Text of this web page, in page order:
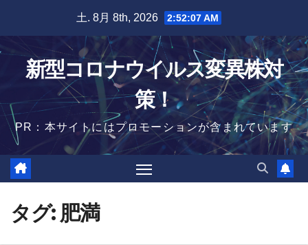
content
土. 8月 8th, 2026 2:52:08 AM
新型コロナウイルス変異株対
策！
PR：本サイトにはプロモーションが含まれています
タグ: 肥満